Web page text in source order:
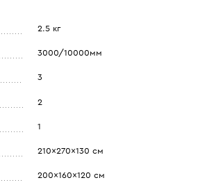
2.5 кг
3000/10000мм
3
2
1
210x270x130 см
200x160x120 см